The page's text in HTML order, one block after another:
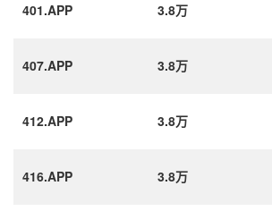
401.APP 3.8万
407.APP 3.8万
412.APP 3.8万
416.APP 3.8万